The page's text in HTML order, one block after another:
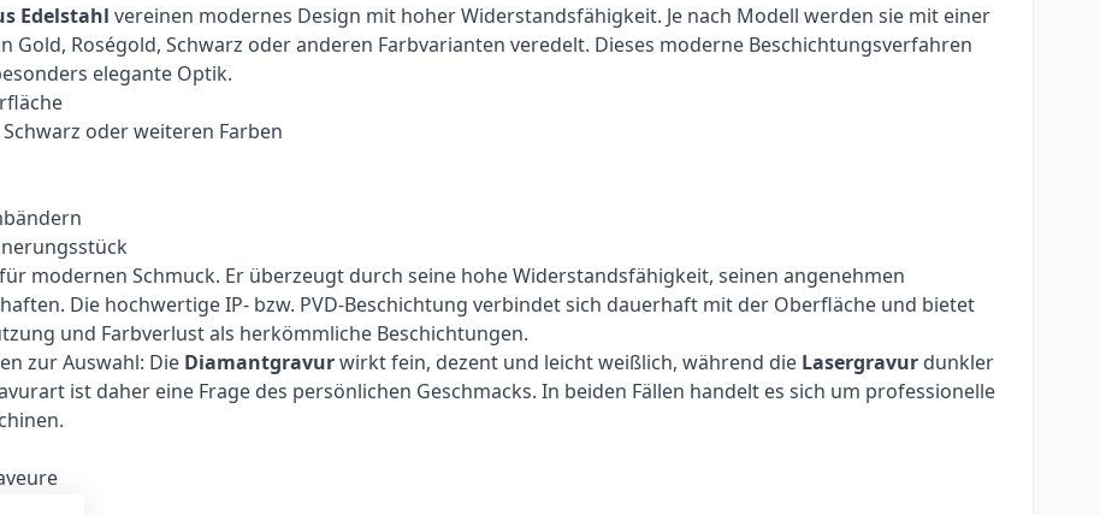
Edelstahl vereinen modernes Design mit hoher Widerstandsfähigkeit. Je nach Modell werden sie mit einer
Gold, Roségold, Schwarz oder anderen Farbvarianten veredelt. Dieses moderne Beschichtungsverfahren
elegante Optik.
oder weiteren Farben
modernen Schmuck. Er überzeugt durch seine hohe Widerstandsfähigkeit, seinen angenehmen
Die hochwertige IP- bzw. PVD-Beschichtung verbindet sich dauerhaft mit der Oberfläche und bietet
und Farbverlust als herkömmliche Beschichtungen.
zur Auswahl: Die Diamantgravurwirkt fein, dezent und leicht weißlich, während die Lasergravur dunkler
ist daher eine Frage des persönlichen Geschmacks. In beiden Fällen handelt es sich um professionelle